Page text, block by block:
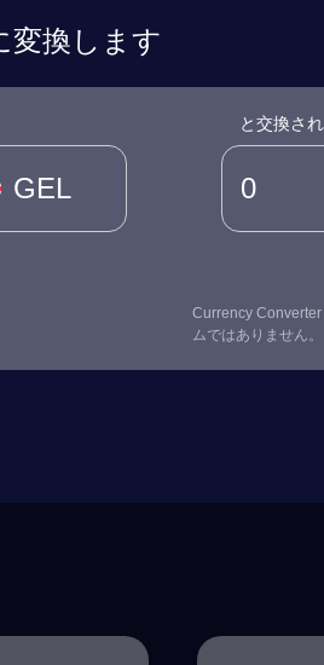
変換します
GEL
と交換さ
Currency
ムではありません